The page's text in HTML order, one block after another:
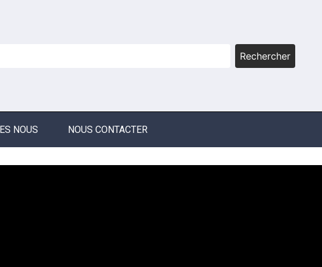
Rechercher
NOUS NOUS CONTACTER